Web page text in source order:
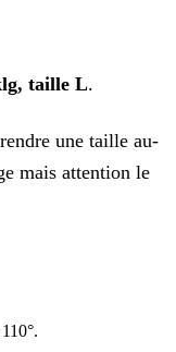
taille L.
une taille au-
mais attention le